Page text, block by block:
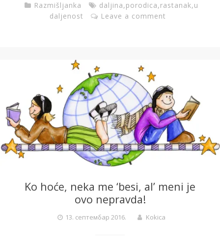
Razmišljanka daljina,porodica,rastanak,u
daljenost
Leave a comment
Ko hoće, neka me ‘besi, al’ meni je
ovo nepravda!
13. септембар 2016. Kokica